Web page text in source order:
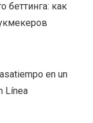
беттинга: как
en un
Línea